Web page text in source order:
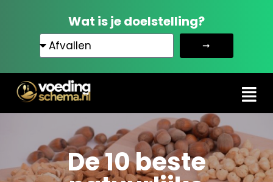
Wat is je doelstelling?
➞
De 10 beste